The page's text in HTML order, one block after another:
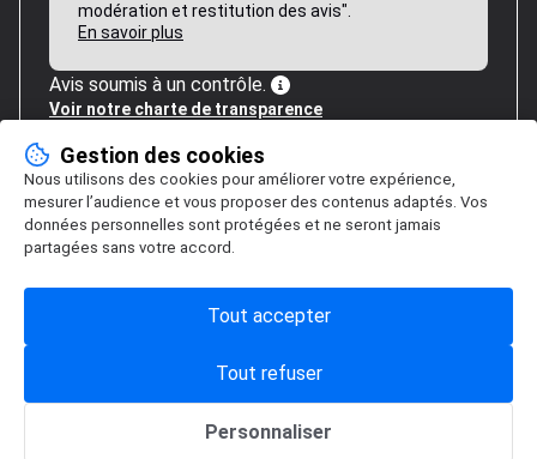
modération et restitution des avis".
En savoir plus
Avis soumis à un contrôle.
Voir notre charte de transparence
Gestion des cookies
Gestion des cookies
Nous utilisons des cookies pour améliorer votre expérience,
mesurer l’audience et vous proposer des contenus adaptés. Vos
données personnelles sont protégées et ne seront jamais
partagées sans votre accord.
Personnaliser
Tout refuser
Tout accepter